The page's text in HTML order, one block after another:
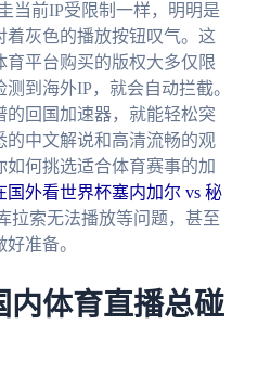
当前IP受限制一样，明明是
灰色的播放按钮叹气。这
平台购买的版权大多仅限
到海外IP，就会自动拦截。
回国加速器，就能轻松突
中文解说和高清流畅的观
何挑选适合体育赛事的加
国外看世界杯塞内加尔 vs 秘
拉索无法播放等问题，甚至
准备。
内体育直播总碰